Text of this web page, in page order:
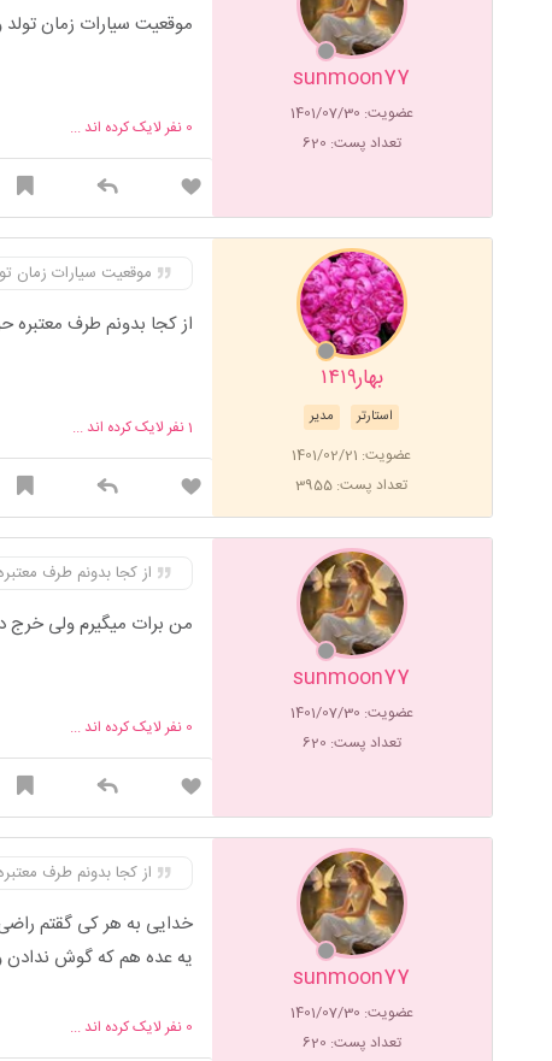
sunmoon77
عضویت: 1401/07/30
تعداد پست: 620
موقعیت سیارات زمان
0 نفر لایک کرده اند ...
بهار۱۴۱۹
مدیر استارتر
عضویت: 1401/02/21
تعداد پست: 3955
موقعیت سیارات زمان
از کجا بدونم طرف معتبره
1نفر لایک کرده اند ...
sunmoon77
عضویت: 1401/07/30
تعداد پست: 620
از کجا بدونم طرف
من برات میگیرم ولی خرج
0 نفر لایک کرده اند ...
sunmoon77
عضویت: 1401/07/30
تعداد پست: 620
از کجا بدونم طرف
خدایی به هر کی گقتم
یه عده هم که گوش ندادن
0 نفر لایک کرده اند ...